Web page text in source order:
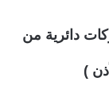
دائرية من
)